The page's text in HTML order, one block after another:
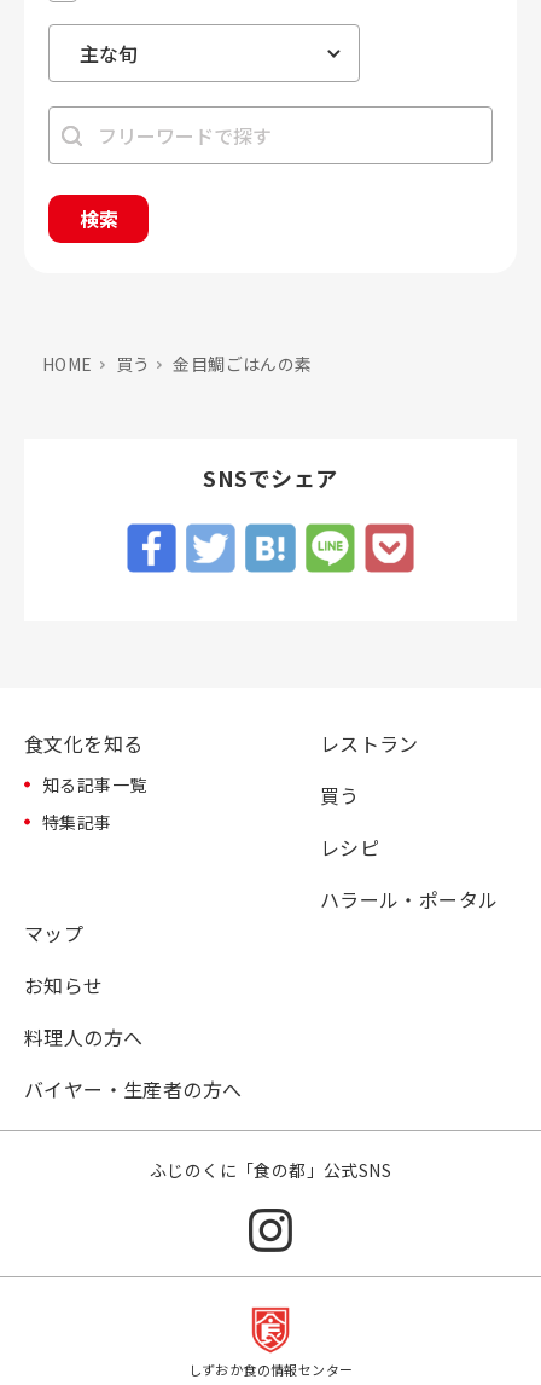
検索
HOME 買う 金目鯛ごはんの素
SNSでシェア
しずおか食の情報センター
食文化を知る
知る記事一覧
特集記事
レストラン
買う
レシピ
ハラール・ポータル
マップ
お知らせ
料理人の方へ
バイヤー・生産者の方へ
ふじのくに「食の都」公式SNS